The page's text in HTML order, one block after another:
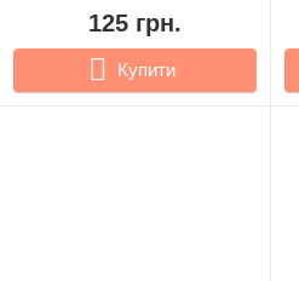
OVERWATCH
RICK AND MORTY
125 грн.
Купити